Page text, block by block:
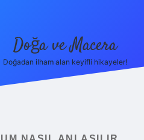
Doğa ve Macera
Doğadan ilham alan keyifli hikayeler!